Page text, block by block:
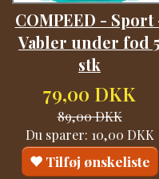
COMPEED - Sport
Vabler under fod 5
stk
79,00 DKK
89,00 DKK
Du sparer: 10,00 DKK
Tilføj ønskeliste